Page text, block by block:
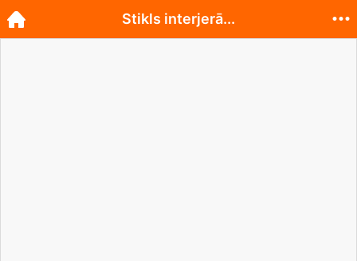
Stikls interjerā...